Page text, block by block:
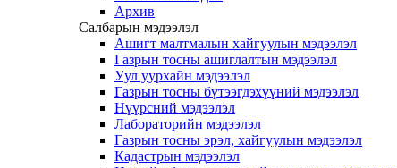
Архив
Салбарын мэдээлэл
Ашигт малтмалын хайгуулын мэдээлэл
Газрын тосны ашиглалтын мэдээлэл
Уул уурхайн мэдээлэл
Газрын тосны бүтээгдэхүүний мэдээлэл
Нүүрсний мэдээлэл
Лабораторийн мэдээлэл
Газрын тосны эрэл, хайгуулын мэдээлэл
Кадастрын мэдээлэл